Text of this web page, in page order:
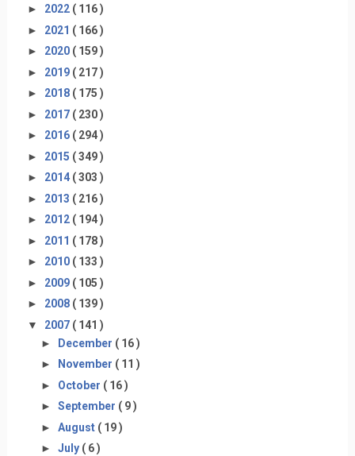
► 2022 ( 116 )
► 2021 ( 166 )
► 2020 ( 159 )
► 2019 ( 217 )
► 2018 ( 175 )
► 2017 ( 230 )
► 2016 ( 294 )
► 2015 ( 349 )
► 2014 ( 303 )
► 2013 ( 216 )
► 2012 ( 194 )
► 2011 ( 178 )
► 2010 ( 133 )
► 2009 ( 105 )
► 2008 ( 139 )
▼ 2007 ( 141 )
► December ( 16 )
►
November ( 11 )
► October ( 16 )
► September ( 9 )
► August ( 19 )
► July ( 6 )